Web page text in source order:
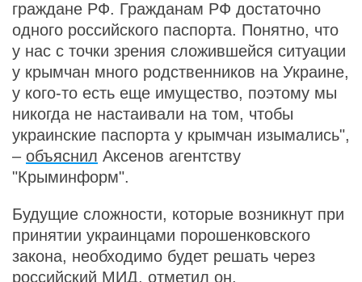
граждане РФ. Гражданам РФ достаточно
одного российского паспорта. Понятно, что
у нас с точки зрения сложившейся ситуации
у крымчан много родственников на Украине,
у кого-то есть еще имущество, поэтому мы
никогда не настаивали на том, чтобы
украинские паспорта у крымчан изымались",
– объяснил Аксенов агентству
"Крыминформ".
Будущие сложности, которые возникнут при
принятии украинцами порошенковского
закона, необходимо будет решать через
российский МИД, отметил он.